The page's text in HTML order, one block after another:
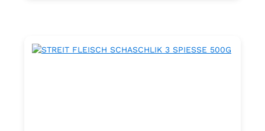
Zwiebeln, Schweinenieren 50g (20%),